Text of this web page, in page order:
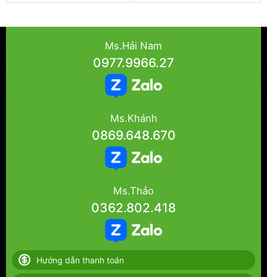
Ms.Hải Nam
0977.9966.27
Ms.Khánh
0869.648.670
Ms.Thảo
0362.802.418
Hướng dẫn thanh toán